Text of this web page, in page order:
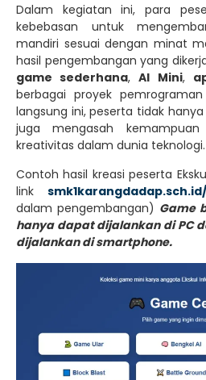
Dalam kegiatan ini, para
kebebasan untuk
mandiri sesuai dengan minat
hasil pengembangan yang
game sederhana,AI Mini,
berbagai proyek
langsung ini, peserta tidak
juga mengasah
kreativitas dalam dunia teknologi.
Contoh hasil kreasi peserta
link
dalam pengembangan) Game
hanya dapat dijalankan di PC
dijalankan di smartphone.